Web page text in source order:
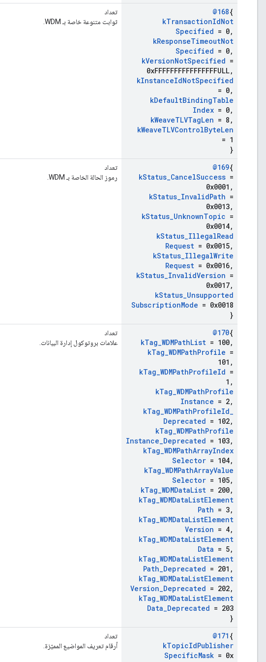
@168{
kTransactionIdNot
Specified = 0,
kResponseTimeoutNot
Specified = 0,
kVersionNotSpecified =
0xFFFFFFFFFFFFFFFFULL,
kInstanceIdNotSpecified
= 0,
kDefaultBindingTable
Index = 0,
kWeaveTLVTagLen = 8 ,
kWeaveTLVControlByteLen
= 1
}
تعداد
ثوابت متنوعة خاصة بـ WDM.
@169{
kStatus_CancelSuccess =
0x0001 ,
kStatus_InvalidPath =
0x0013,
kStatus_UnknownTopic =
0x0014,
kStatus_IllegalRead
Request = 0x0015,
kStatus_IllegalWrite
Request = 0x0016,
kStatus_InvalidVersion =
0x0017,
kStatus_Unsupported
SubscriptionMode = 0x0018
}
تعداد
رموز الحالة الخاصة بـ WDM.
@170{
kTag_WDMPathList = 100,
kTag_WDMPathProfile =
101 ,
kTag_WDMPathProfileId =
1 ,
kTag_WDMPathProfile
Instance = 2,
kTag_WDMPathProfileId_
Deprecated = 102,
kTag_WDMPathProfile
Instance_Deprecated = 103,
kTag_WDMPathArrayIndex
Selector = 104,
kTag_WDMPathArrayValue
Selector = 105,
kTag_WDMDataList = 200,
kTag_WDMDataListElement
Path = 3,
kTag_WDMDataListElement
Version = 4,
kTag_WDMDataListElement
Data = 5,
kTag_WDMDataListElement
Path_Deprecated = 201 ,
kTag_WDMDataListElement
Version_Deprecated = 202,
kTag_WDMDataListElement
Data_Deprecated = 203
}
تعداد
علامات بروتوكول إدارة البيانات.
@171 {
kTopicIdPublisher
SpecificMask = 0x
تعداد
أرقام تعريف المواضيع المميّزة.